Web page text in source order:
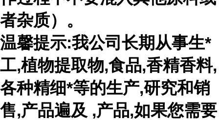
者杂质）。
温馨提示:我公司长期从事生*
工,植物提取物,食品,香精香料,
各种精细*等的生产,研究和销
售,产品遍及 ,产品,如果您需要